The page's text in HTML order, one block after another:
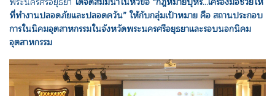
ที่ทำงานปลอดภัยและปลอดควัน” ให้กับกลุ่มเป้าหมาย คือ สถานประกอบ
การในนิคมอุตสาหกรรมในจังหวัดพระนครศรีอยุธยาและรอบนอกนิคม
อุตสาหกรรม